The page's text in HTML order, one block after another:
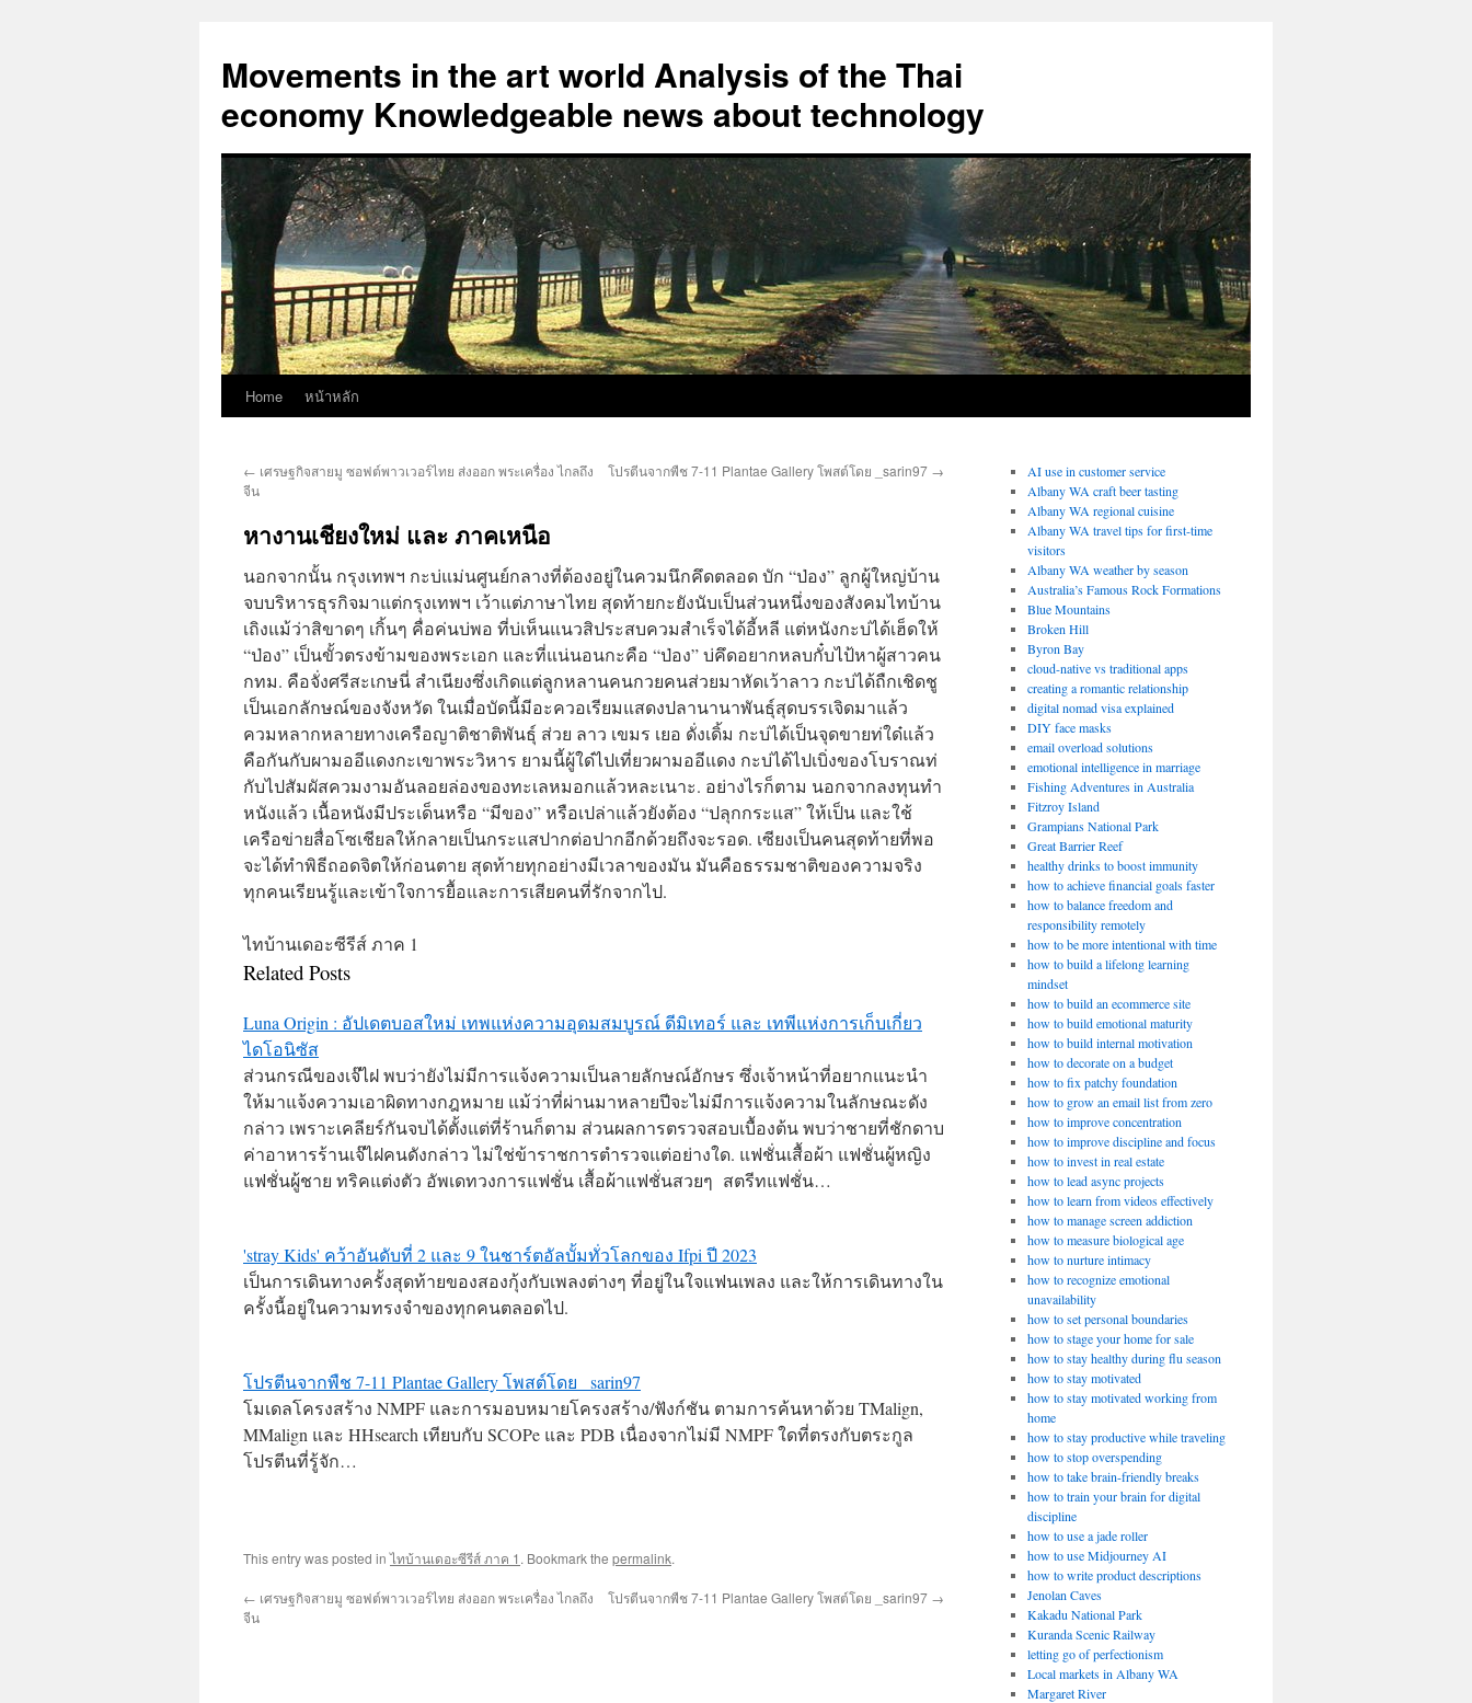
content
Movements in the art world Analysis of the Thai
economy Knowledgeable news about technology
Home หน้าหลัก
← เศรษฐกิจสายมู ซอฟต์พาวเวอร์ไทย ส่งออก พระเครื่อง ไกลถึง
จีน
โปรตีนจากพืช 7-11 Plantae Gallery โพสต์โดย _sarin97 →
หางานเชียงใหม่ และ ภาคเหนือ
นอกจากนั้น กรุงเทพฯ กะบ่แม่นศูนย์กลางที่ต้องอยู่ในควมนึกคึดตลอด บัก “ป่อง” ลูกผู้ใหญ่บ้าน
จบบริหารธุรกิจมาแต่กรุงเทพฯ เว้าแต่ภาษาไทย สุดท้ายกะยังนับเป็นส่วนหนึ่งของสังคมไทบ้าน
เถิงแม้ว่าสิขาดๆ เกิ้นๆ คื่อค่นบ่พอ ที่บ่เห็นแนวสิประสบควมสำเร็จได้อี้หลี แต่หนังกะบ่ได้เฮ็ดให้
“ป่อง” เป็นขั้วตรงข้ามของพระเอก และที่แน่นอนกะคือ “ป่อง” บ่คึดอยากหลบกั๋บไป้หาผู้สาวคน
กทม. คือจั่งศรีสะเกษนี่ สำเนียงซึ่งเกิดแต่ลูกหลานคนกวยคนส่วยมาหัดเว้าลาว กะบ่ได้ถืกเชิดชู
เป็นเอกลักษณ์ของจังหวัด ในเมื่อบัดนี้มีอะควอเรียมแสดงปลานานาพันธุ์สุดบรรเจิดมาแล้ว
ควมหลากหลายทางเครือญาติชาติพันธุ์ ส่วย ลาว เขมร เยอ ดั่งเดิ้ม กะบ่ได้เป็นจุดขายท่ใด๋แล้ว
คือกันกับผามออีแดงกะเขาพระวิหาร ยามนี้ผู้ใด๋ไปเที่ยวผามออีแดง กะบ่ได้ไปเบิ่งของโบราณท่
กับไปสัมผัสควมงามอันลอยล่องของทะเลหมอกแล้วหละเนาะ. อย่างไรก็ตาม นอกจากลงทุนทำ
หนังแล้ว เนื้อหนังมีประเด็นหรือ “มีของ” หรือเปล่าแล้วยังต้อง “ปลุกกระแส” ให้เป็น และใช้
เครือข่ายสื่อโซเชียลให้กลายเป็นกระแสปากต่อปากอีกด้วยถึงจะรอด. เซียงเป็นคนสุดท้ายที่พอ
จะได้ทำพิธีถอดจิตให้ก่อนตาย สุดท้ายทุกอย่างมีเวลาของมัน มันคือธรรมชาติของความจริง
ทุกคนเรียนรู้และเข้าใจการยื้อและการเสียคนที่รักจากไป.
ไทบ้านเดอะซีรีส์ ภาค 1
Related Posts
Luna Origin : อัปเดตบอสใหม่ เทพแห่งความอุดมสมบูรณ์ ดีมิเทอร์ และ เทพีแห่งการเก็บเกี่ยว
ไดโอนิซัส
ส่วนกรณีของเจ๊ไฝ พบว่ายังไม่มีการแจ้งความเป็นลายลักษณ์อักษร ซึ่งเจ้าหน้าที่อยากแนะนำ
ให้มาแจ้งความเอาผิดทางกฎหมาย แม้ว่าที่ผ่านมาหลายปีจะไม่มีการแจ้งความในลักษณะดัง
กล่าว เพราะเคลียร์กันจบได้ตั้งแต่ที่ร้านก็ตาม ส่วนผลการตรวจสอบเบื้องต้น พบว่าชายที่ชักดาบ
ค่าอาหารร้านเจ๊ไฝคนดังกล่าว ไม่ใช่ข้าราชการตำรวจแต่อย่างใด. แฟชั่นเสื้อผ้า แฟชั่นผู้หญิง
แฟชั่นผู้ชาย ทริคแต่งตัว อัพเดทวงการแฟชั่น เสื้อผ้าแฟชั่นสวยๆ สตรีทแฟชั่น…
'stray Kids' คว้าอันดับที่ 2 และ 9 ในชาร์ตอัลบั้มทั่วโลกของ Ifpi ปี 2023
เป็นการเดินทางครั้งสุดท้ายของสองกุ้งกับเพลงต่างๆ ที่อยู่ในใจแฟนเพลง และให้การเดินทางใน
ครั้งนี้อยู่ในความทรงจำของทุกคนตลอดไป.
โปรตีนจากพืช 7-11 Plantae Gallery โพสต์โดย _sarin97
โมเดลโครงสร้าง NMPF และการมอบหมายโครงสร้าง/ฟังก์ชัน ตามการค้นหาด้วย TMalign,
MMalign และ HHsearch เทียบกับ SCOPe และ PDB เนื่องจากไม่มี NMPF ใดที่ตรงกับตระกูล
โปรตีนที่รู้จัก…
This entry was posted inไทบ้านเดอะซีรีส์ ภาค 1 . Bookmark the permalink.
← เศรษฐกิจสายมู ซอฟต์พาวเวอร์ไทย ส่งออก พระเครื่อง ไกลถึง
จีน
โปรตีนจากพืช 7-11 Plantae Gallery โพสต์โดย _sarin97 →
AI use in customer service
Albany WA craft beer tasting
Albany WA regional cuisine
Albany WA travel tips for first-time
visitors
Albany WA weather by season
Australia’s Famous Rock Formations
Blue Mountains
Broken Hill
Byron Bay
cloud-native vs traditional apps
creating a romantic relationship
digital nomad visa explained
DIY face masks
email overload solutions
emotional intelligence in marriage
Fishing Adventures in Australia
Fitzroy Island
Grampians National Park
Great Barrier Reef
healthy drinks to boost immunity
how to achieve financial goals faster
how to balance freedom and
responsibility remotely
how to be more intentional with time
how to build a lifelong learning
mindset
how to build an ecommerce site
how to build emotional maturity
how to build internal motivation
how to decorate on a budget
how to fix patchy foundation
how to grow an email list from zero
how to improve concentration
how to improve discipline and focus
how to invest in real estate
how to lead async projects
how to learn from videos effectively
how to manage screen addiction
how to measure biological age
how to nurture intimacy
how to recognize emotional
unavailability
how to set personal boundaries
how to stage your home for sale
how to stay healthy during flu season
how to stay motivated
how to stay motivated working from
home
how to stay productive while traveling
how to stop overspending
how to take brain-friendly breaks
how to train your brain for digital
discipline
how to use a jade roller
how to use Midjourney AI
how to write product descriptions
Jenolan Caves
Kakadu National Park
Kuranda Scenic Railway
letting go of perfectionism
Local markets in Albany WA
Margaret River